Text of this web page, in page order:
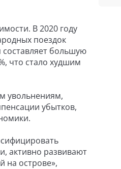
В 2020 году
поездок
составляет большую
что стало худшим
увольнениям,
убытков,
активно развивают
на острове»,